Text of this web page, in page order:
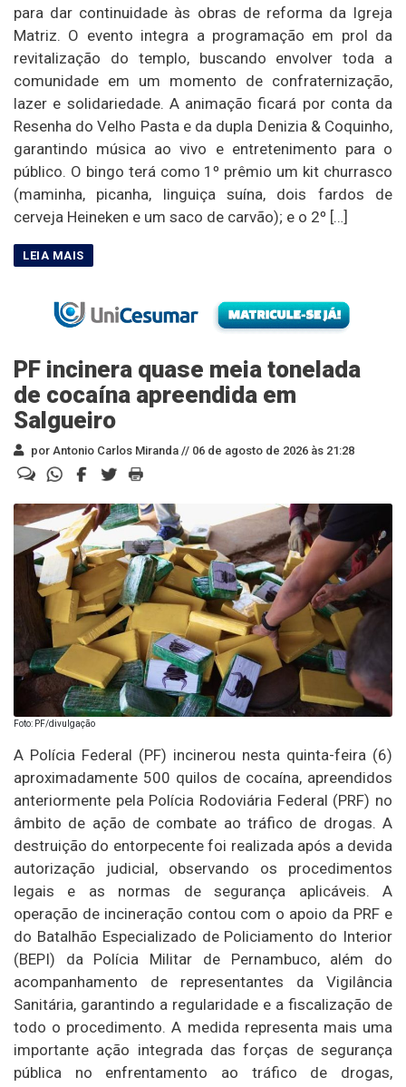
para dar continuidade às obras de reforma da Igreja
Matriz. O evento integra a programação em prol da
revitalização do templo, buscando envolver toda a
comunidade em um momento de confraternização,
lazer e solidariedade. A animação ficará por conta da
Resenha do Velho Pasta e da dupla Denizia & Coquinho,
garantindo música ao vivo e entretenimento para o
público. O bingo terá como 1º prêmio um kit churrasco
(maminha, picanha, linguiça suína, dois fardos de
cerveja Heineken e um saco de carvão); e o 2º […]
PF incinera quase meia tonelada
de cocaína apreendida em
Salgueiro
por Antonio Carlos Miranda // 06 de agosto de 2026 às 21:28
Foto: PF/divulgação
A Polícia Federal (PF) incinerou nesta quinta-feira (6)
aproximadamente 500 quilos de cocaína, apreendidos
anteriormente pela Polícia Rodoviária Federal (PRF) no
âmbito de ação de combate ao tráfico de drogas. A
destruição do entorpecente foi realizada após a devida
autorização judicial, observando os procedimentos
legais e as normas de segurança aplicáveis. A
operação de incineração contou com o apoio da PRF e
do Batalhão Especializado de Policiamento do Interior
(BEPI) da Polícia Militar de Pernambuco, além do
acompanhamento de representantes da Vigilância
Sanitária, garantindo a regularidade e a fiscalização de
todo o procedimento. A medida representa mais uma
importante ação integrada das forças de segurança
pública no enfrentamento ao tráfico de drogas,